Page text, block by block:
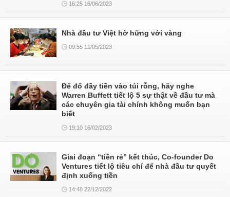
16:25 16/06/2023
Nhà đầu tư Việt hờ hững với vàng
09:55 11/05/2023
Để đổ đầy tiền vào túi rỗng, hãy nghe
Warren Buffett tiết lộ 5 sự thật về đầu tư mà
các chuyên gia tài chính không muốn bạn
biết
19:10 16/02/2023
Giai đoạn “tiền rẻ” kết thúc, Co-founder Do
Ventures tiết lộ tiêu chí để nhà đầu tư quyết
định xuống tiền
14:48 22/12/2022